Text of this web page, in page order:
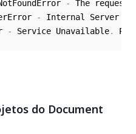
-
The
-
Internal Server
- Service Unavailable.
do Document